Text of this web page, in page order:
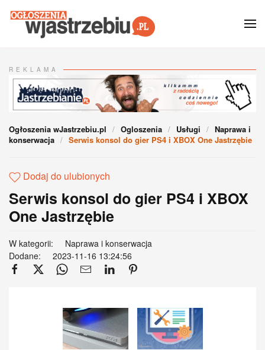
Przejdź do głównej treści
REKLAMA
Ogłoszenia wJastrzebiu.pl Ogloszenia Usługi
Naprawa i
konserwacja
Serwis konsol do gier PS4 i XBOX One Jastrzębie
Dodaj do ulubionych
Serwis konsol do gier PS4 i XBOX
One Jastrzębie
W kategorii:
Naprawa i konserwacja
Dodane:
2023-11-16 13:24:56